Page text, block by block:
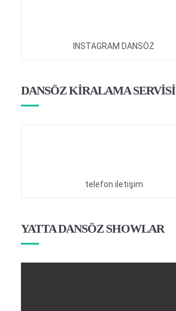
INSTAGRAM DANSÖZ
DANSÖZ KİRALAMA SERVİSİ
telefon iletişim
YATTA DANSÖZ SHOWLAR